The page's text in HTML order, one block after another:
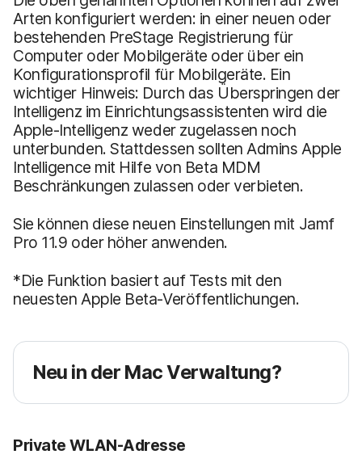
Arten konfiguriert werden: in einer neuen oder
bestehenden PreStage Registrierung für
Computer oder Mobilgeräte oder über ein
Konfigurationsprofil für Mobilgeräte. Ein
wichtiger Hinweis: Durch das Überspringen der
Intelligenz im Einrichtungsassistenten wird die
Apple-Intelligenz weder zugelassen noch
unterbunden. Stattdessen sollten Admins Apple
Intelligence mit Hilfe von Beta MDM
Beschränkungen zulassen oder verbieten.
Sie können diese neuen Einstellungen mit Jamf
Pro 11.9 oder höher anwenden.
*Die Funktion basiert auf Tests mit den
neuesten Apple Beta-Veröffentlichungen.
Neu in der Mac Verwaltung?
Private WLAN-Adresse